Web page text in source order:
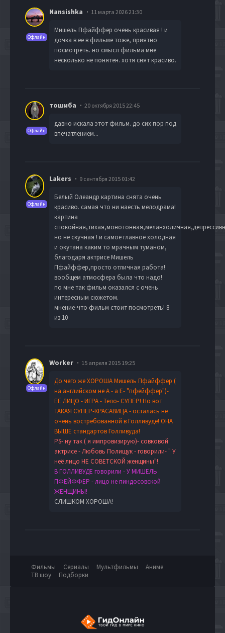
Офлайн
Nansishka 11 марта 2026 21:30
Мишель Пфайффер очень красивая ! и
дочка в ее в фильме тоже, приятно
посмотреть. но смысл фильма мне
несколько не понятен. хотя снят красиво.
Офлайн
тошиба 20 октября 2015 22:45
давно искала этот фильм. до сих пор под
впечатлением...
Офлайн
Lakers 9 сентября 2015 01:42
Белый Олеандр картина снята очень
красиво. самая что ни наесть мелодрама!
картина
но не скучная ! и самое главное холодная
и окутана каким то мрачным туманом,
благодаря актрисе Мишель
Пфайффер,просто отличная работа!
вообщем атмосфера была что надо!
по мне так фильм оказался с очень
интересным сюжетом.
мнение-что фильм стоит посмотреть! 8
из 10
Офлайн
Worker 15 апреля 2015 19:25
До чего же ХОРОША Мишель Пфайффер (
на английском не А - а Е- "пфейффер")-
ЕЁ ЛИЦО - ИГРА - Тело- СУПЕР! Но вот
ТАКАЯ СУПЕР-КРАСАВИЦА - осталась не
очень востребованной в Голливуде! ОНА
ВЫШЕ стандартов Голливуда!
PS- ну так ( я импровизирую)- совковой
актрисе - Любовь Полищук - говорили- " У
неё лицо НЕ СОВЕТСКОЙ женщины"!
В ГОЛЛИВУДЕ говорили - У МИШЕЛЬ
ПФЕЙФФЕР - лицо не пиндосовской
ЖЕНЩИНЫ!
СЛИШКОМ ХОРОША!
Фильмы Сериалы Мультфильмы
Аниме
ТВ шоу
Подборки